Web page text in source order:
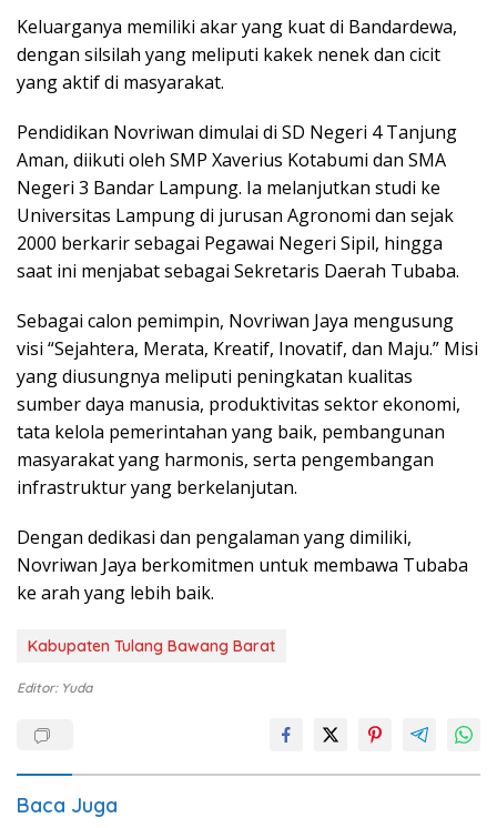
Keluarganya memiliki akar yang kuat di Bandardewa,
dengan silsilah yang meliputi kakek nenek dan cicit
yang aktif di masyarakat.
Pendidikan Novriwan dimulai di SD Negeri 4 Tanjung
Aman, diikuti oleh SMP Xaverius Kotabumi dan SMA
Negeri 3 Bandar Lampung. Ia melanjutkan studi ke
Universitas Lampung di jurusan Agronomi dan sejak
2000 berkarir sebagai Pegawai Negeri Sipil, hingga
saat ini menjabat sebagai Sekretaris Daerah Tubaba.
Sebagai calon pemimpin, Novriwan Jaya mengusung
visi “Sejahtera, Merata, Kreatif, Inovatif, dan Maju.” Misi
yang diusungnya meliputi peningkatan kualitas
sumber daya manusia, produktivitas sektor ekonomi,
tata kelola pemerintahan yang baik, pembangunan
masyarakat yang harmonis, serta pengembangan
infrastruktur yang berkelanjutan.
Dengan dedikasi dan pengalaman yang dimiliki,
Novriwan Jaya berkomitmen untuk membawa Tubaba
ke arah yang lebih baik.
Kabupaten Tulang Bawang Barat
Editor: Yuda
Baca Juga